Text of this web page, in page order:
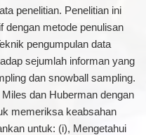
penelitian. Penelitian ini
dengan metode penulisan
pengumpulan data
sejumlah informan yang
dan snowball sampling.
dan Huberman dengan
memeriksa keabsahan
untuk: (i), Mengetahui